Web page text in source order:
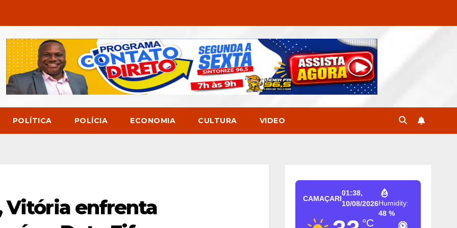
POLÍTICA POLÍCIA ECONOMIA CULTURA VIDEO
Vitória enfrenta
CAMAÇARI
01:38,
10/08/2026
°C
Humidity:
48 %